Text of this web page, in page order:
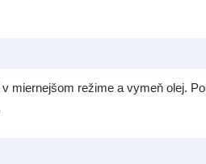
miernejšom režime a vymeň olej.